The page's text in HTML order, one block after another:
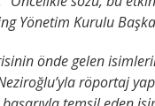
Yönetim Kurulu
önde gelen
röportaj